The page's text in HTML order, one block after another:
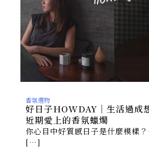
香氛選物
好日子HOWDAY｜生活過成
近期愛上的香氛蠟燭
你心目中好質感日子是什麼模樣
[…]